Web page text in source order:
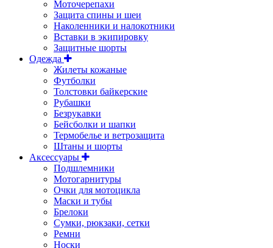
Моточерепахи
Защита спины и шеи
Наколенники и налокотники
Вставки в экипировку
Защитные шорты
Одежда
Жилеты кожаные
Футболки
Толстовки байкерские
Рубашки
Безрукавки
Бейсболки и шапки
Термобелье и ветрозащита
Штаны и шорты
Аксессуары
Подшлемники
Мотогарнитуры
Очки для мотоцикла
Маски и тубы
Брелоки
Сумки, рюкзаки, сетки
Ремни
Носки